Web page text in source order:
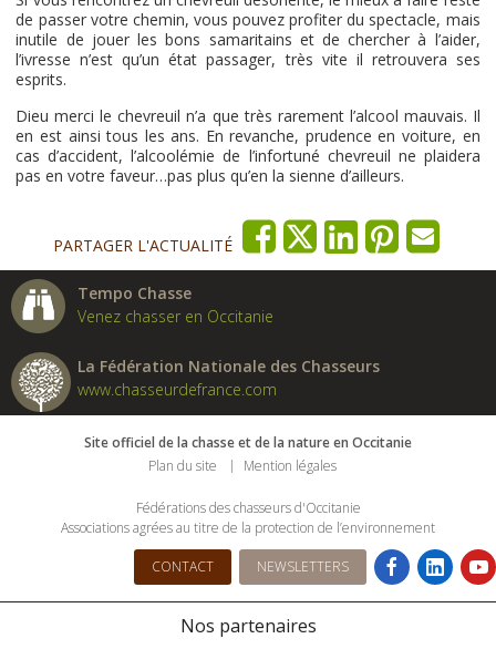
de passer votre chemin, vous pouvez profiter du spectacle, mais
inutile de jouer les bons samaritains et de chercher à l’aider,
l’ivresse n’est qu’un état passager, très vite il retrouvera ses
esprits.
Dieu merci le chevreuil n’a que très rarement l’alcool mauvais. Il
en est ainsi tous les ans. En revanche, prudence en voiture, en
cas d’accident, l’alcoolémie de l’infortuné chevreuil ne plaidera
pas en votre faveur…pas plus qu’en la sienne d’ailleurs.
PARTAGER L'ACTUALITÉ
Tempo Chasse
Venez chasser en Occitanie
La Fédération Nationale des Chasseurs
www.chasseurdefrance.com
Site officiel de la chasse et de la nature en Occitanie
Plan du site
Mention légales
Fédérations des chasseurs d'Occitanie
Associations agrées au titre de la protection de l’environnement
CONTACT NEWSLETTERS
Nos partenaires